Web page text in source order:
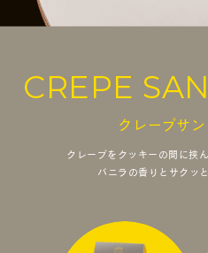
CREPE
クレープサ
クレープをクッキーの間に挟
バニラの香りとサクッ